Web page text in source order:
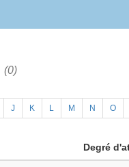
(0)
J K L M N O
Degré